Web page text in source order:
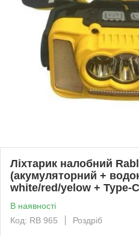
Ліхтарик налобний
(акумуляторний +
white/red/yelow + Type-
В наявності
Код: RB 965
Роздріб